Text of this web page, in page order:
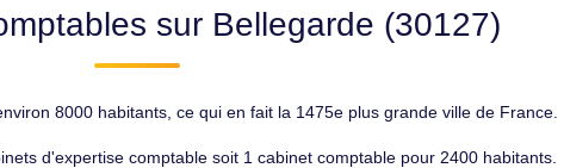
sur Bellegarde (30127)
8000 habitants, ce qui en fait la 1475e plus grande ville de France.
d'expertise comptable soit 1 cabinet comptable pour 2400 habitants.